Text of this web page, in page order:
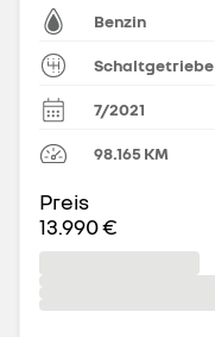
Benzin
Schaltgetriebe
7/2021
98.165 KM
Preis
13.990 €